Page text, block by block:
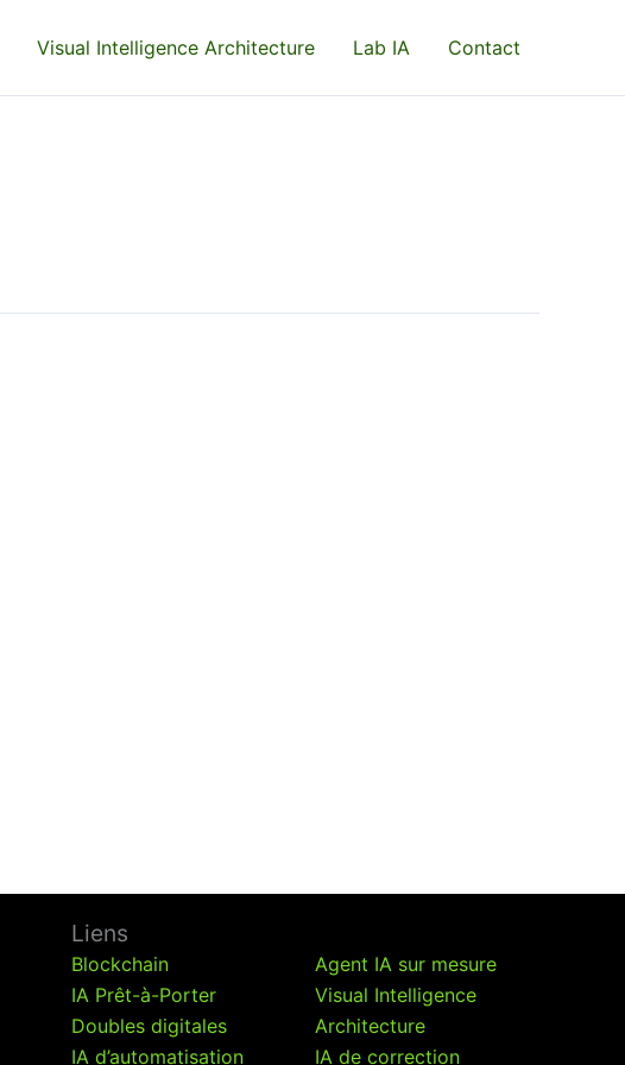
Visual Intelligence Architecture Lab IA Contact
Liens
Blockchain
IA Prêt-à-Porter
Doubles digitales
IA d’automatisation
Agent IA sur mesure
Visual Intelligence
Architecture
IA de correction